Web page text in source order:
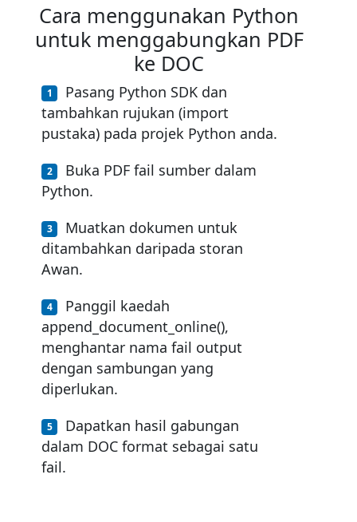
Cara menggunakan Python
untuk menggabungkan PDF
ke DOC
Pasang Python SDK dan
tambahkan rujukan (import
pustaka) pada projek Python anda.
Buka PDF fail sumber dalam
Python.
Muatkan dokumen untuk
ditambahkan daripada storan
Awan.
Panggil kaedah
append_document_online(),
menghantar nama fail output
dengan sambungan yang
diperlukan.
Dapatkan hasil gabungan
dalam DOC format sebagai satu
fail.